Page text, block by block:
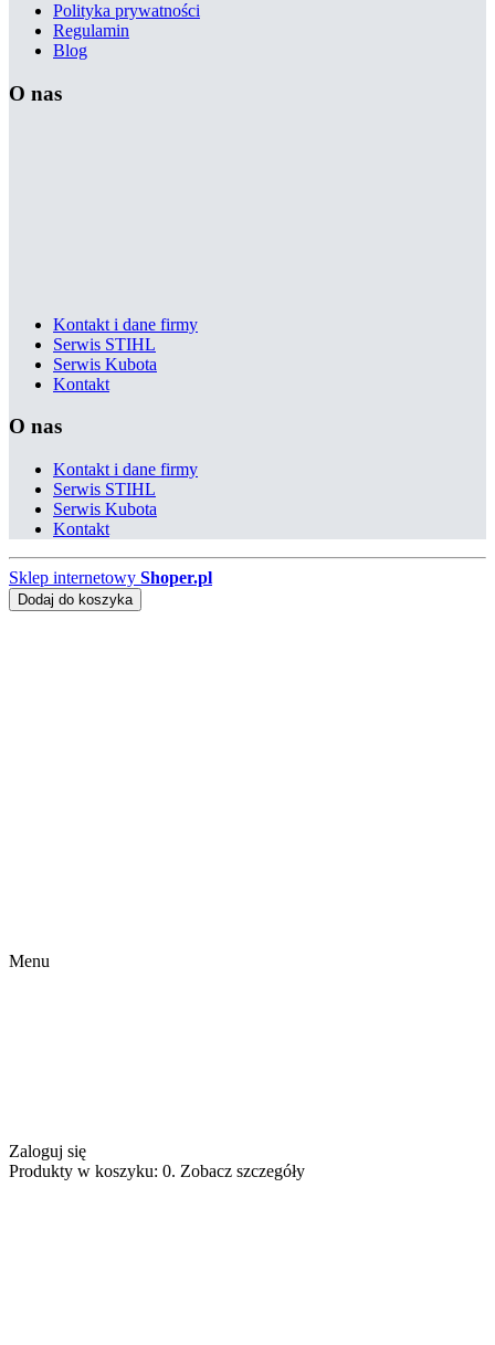
Polityka prywatności
Regulamin
Blog
O nas
Kontakt i dane firmy
Serwis STIHL
Serwis Kubota
Kontakt
O nas
Kontakt i dane firmy
Serwis STIHL
Serwis Kubota
Kontakt
Sklep internetowy Shoper.pl
Dodaj do koszyka
Menu
Zaloguj się
Produkty w koszyku: 0. Zobacz szczegóły